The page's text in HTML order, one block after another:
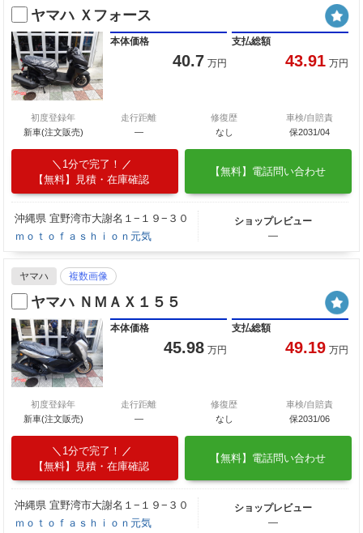
ヤマハ Ｘフォース
本体価格
40.7 万円
支払総額
43.91 万円
初度登録年
新車(注文販売)
走行距離
―
修復歴
なし
車検/自賠責
保2031/04
1分で完了！
【無料】見積・在庫確認
【無料】電話問い合わせ
沖縄県 宜野湾市大謝名１−１９−３０
ｍｏｔｏｆａｓｈｉｏｎ元気
ショップレビュー
―
ヤマハ 複数画像
ヤマハ ＮＭＡＸ１５５
本体価格
45.98 万円
支払総額
49.19 万円
初度登録年
新車(注文販売)
走行距離
―
修復歴
なし
車検/自賠責
保2031/06
1分で完了！
【無料】見積・在庫確認
【無料】電話問い合わせ
沖縄県 宜野湾市大謝名１−１９−３０
ｍｏｔｏｆａｓｈｉｏｎ元気
ショップレビュー
―